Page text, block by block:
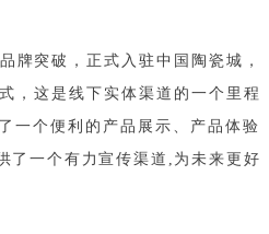
牌突破，正式入驻中国陶瓷城，
，这是线下实体渠道的一个里程
一个便利的产品展示、产品体验
了一个有力宣传渠道,为未来更好